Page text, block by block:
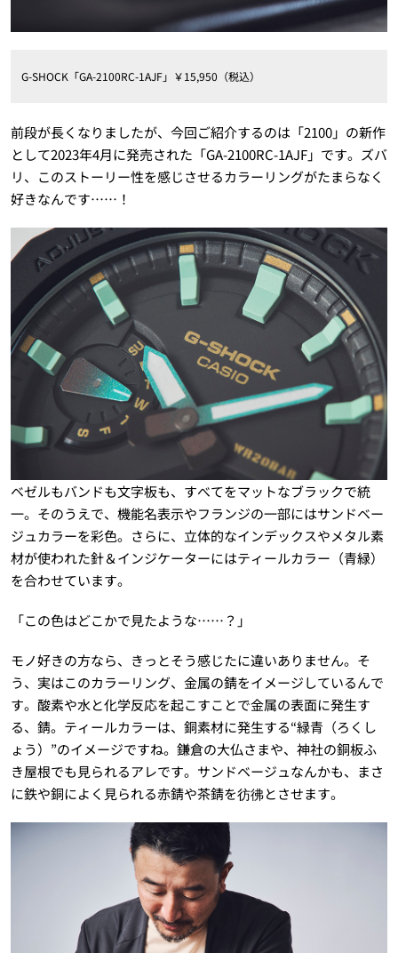
G-SHOCK「GA-2100RC-1AJF」￥15,950（税込）
前段が長くなりましたが、今回ご紹介するのは「2100」の新作
として2023年4月に発売された「GA-2100RC-1AJF」です。ズバ
リ、このストーリー性を感じさせるカラーリングがたまらなく
好きなんです……！
ベゼルもバンドも文字板も、すべてをマットなブラックで統
一。そのうえで、機能名表示やフランジの一部にはサンドベー
ジュカラーを彩色。さらに、立体的なインデックスやメタル素
材が使われた針＆インジケーターにはティールカラー（青緑）
を合わせています。
「この色はどこかで見たような……？」
モノ好きの方なら、きっとそう感じたに違いありません。そ
う、実はこのカラーリング、金属の錆をイメージしているんで
す。酸素や水と化学反応を起こすことで金属の表面に発生す
る、錆。ティールカラーは、銅素材に発生する“緑青（ろくし
ょう）”のイメージですね。鎌倉の大仏さまや、神社の銅板ふ
き屋根でも見られるアレです。サンドベージュなんかも、まさ
に鉄や銅によく見られる赤錆や茶錆を彷彿とさせます。